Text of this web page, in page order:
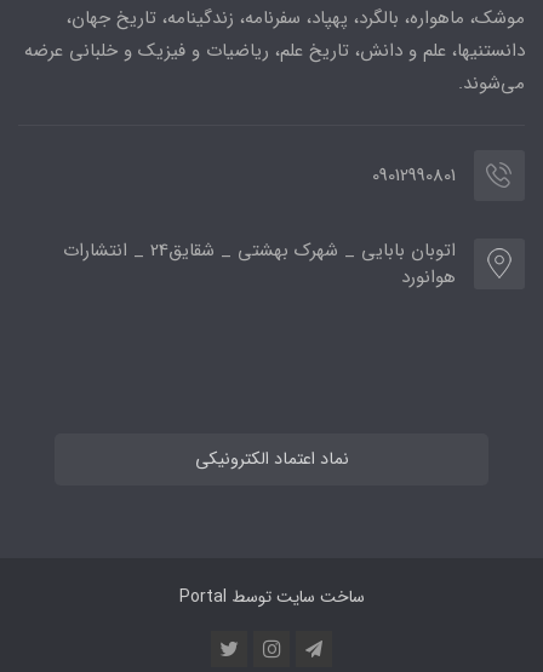
موشک، ماهواره، بالگرد، پهپاد، سفرنامه، زندگینامه، تاریخ جهان،
دانستنیها، علم و دانش، تاریخ علم، ریاضیات و فیزیک و خلبانی عرضه
می‌شوند.
09012990801
اتوبان بابایی _ شهرک بهشتی _ شقایق24 _ انتشارات
هوانورد
نماد اعتماد الکترونیکی
ساخت سایت توسط Portal